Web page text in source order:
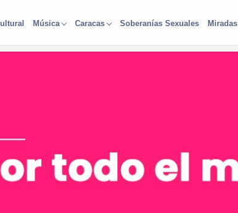
Música Caracas Soberanías Sexuales Miradas